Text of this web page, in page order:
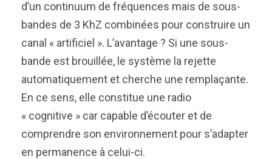
d’un continuum de fréquences mais de sous-
bandes de 3 KhZ combinées pour construire un
canal « artificiel ». L’avantage ? Si une sous-
bande est brouillée, le système la rejette
automatiquement et cherche une remplaçante.
En ce sens, elle constitue une radio
« cognitive » car capable d’écouter et de
comprendre son environnement pour s’adapter
en permanence à celui-ci.